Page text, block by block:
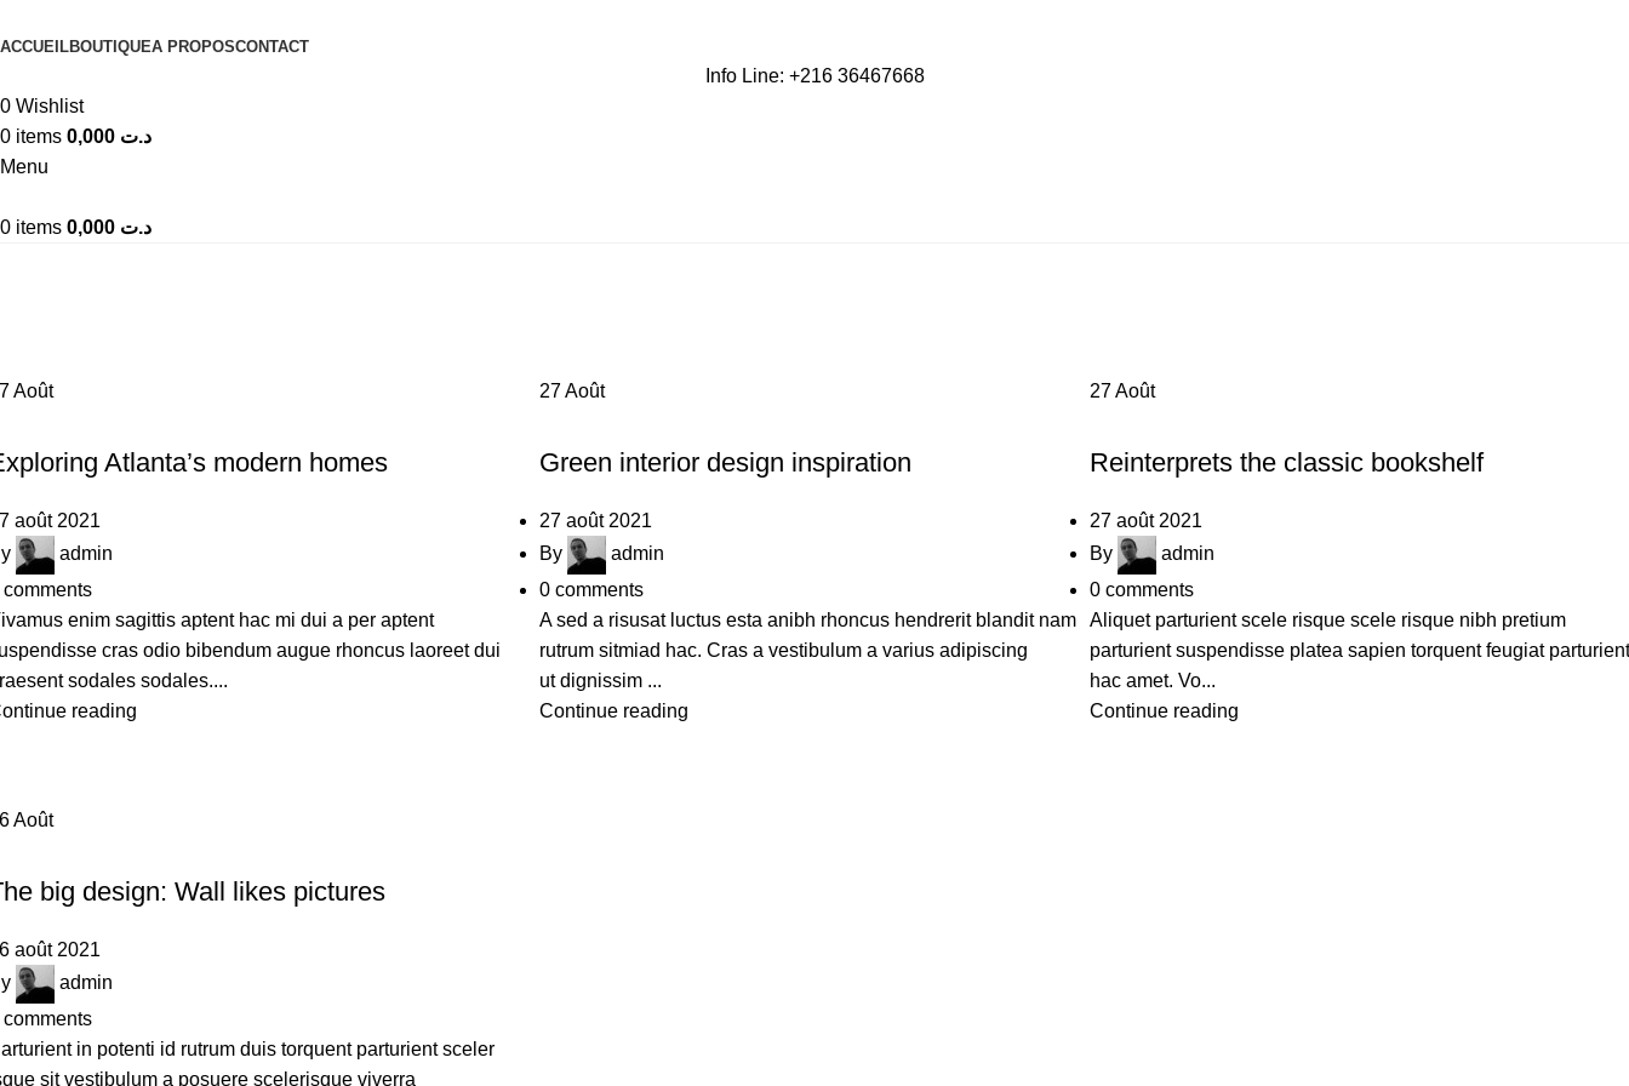
ACCUEILBOUTIQUEA PROPOSCONTACT
Info Line: +216 36467668
0 Wishlist
0 items د.ت
Menu
0 items د.ت
Août
Atlanta’s modern homes
août 2021
admin
comments
enim sagittis aptent hac mi dui a per aptent
cras odio bibendum augue rhoncus laoreet dui
sodales sodales....
reading
27Août
Green interior design inspiration
27 août 2021
By
admin
0 comments
A sed a risusat luctus esta anibh rhoncus hendrerit blandit nam
rutrum sitmiad hac. Cras a vestibulum a varius adipiscing
ut dignissim ...
Continue reading
27Août
Reinterprets the classic bookshelf
27 août 2021
By
admin
0 comments
Aliquet parturient scele risque scele risque nibh pretium
parturient suspendisse platea sapien torquent feugiat
hac amet. Vo...
Continue reading
Août
big design: Wall likes pictures
août 2021
admin
comments
in potenti id rutrum duis torquent parturient sceler
sit vestibulum a posuere scelerisque viverra